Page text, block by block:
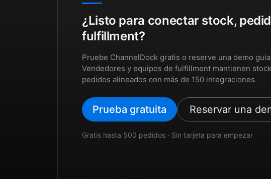
¿Listo para conectar stock,
fulfillment?
Pruebe ChannelDock gratis o reserve una demo
Vendedores y equipos de fulfillment mantienen
pedidos alineados con más de 150 integraciones.
Prueba gratuita Reservar una
Gratis hasta 500 pedidos · Sin tarjeta para empezar